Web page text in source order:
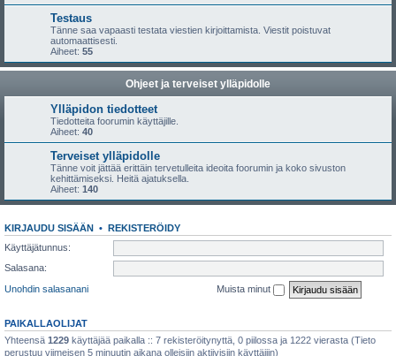
Testaus
Tänne saa vapaasti testata viestien kirjoittamista. Viestit poistuvat
automaattisesti.
Aiheet: 55
Ohjeet ja terveiset ylläpidolle
Ylläpidon tiedotteet
Tiedotteita foorumin käyttäjille.
Aiheet: 40
Terveiset ylläpidolle
Tänne voit jättää erittäin tervetulleita ideoita foorumin ja koko sivuston
kehittämiseksi. Heitä ajatuksella.
Aiheet: 140
KIRJAUDU SISÄÄN • REKISTERÖIDY
Käyttäjätunnus:
Salasana:
Unohdin salasanani
Muista minut
PAIKALLAOLIJAT
Yhteensä 1229 käyttäjää paikalla :: 7 rekisteröitynyttä, 0 piilossa ja 1222 vierasta (Tieto
perustuu viimeisen 5 minuutin aikana olleisiin aktiivisiin käyttäjiin)